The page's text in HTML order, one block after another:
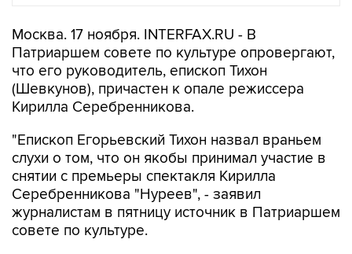
Москва. 17 ноября. INTERFAX.RU - В
Патриаршем совете по культуре опровергают,
что его руководитель, епископ Тихон
(Шевкунов), причастен к опале режиссера
Кирилла Серебренникова.
"Епископ Егорьевский Тихон назвал враньем
слухи о том, что он якобы принимал участие в
снятии с премьеры спектакля Кирилла
Серебренникова "Нуреев", - заявил
журналистам в пятницу источник в Патриаршем
совете по культуре.